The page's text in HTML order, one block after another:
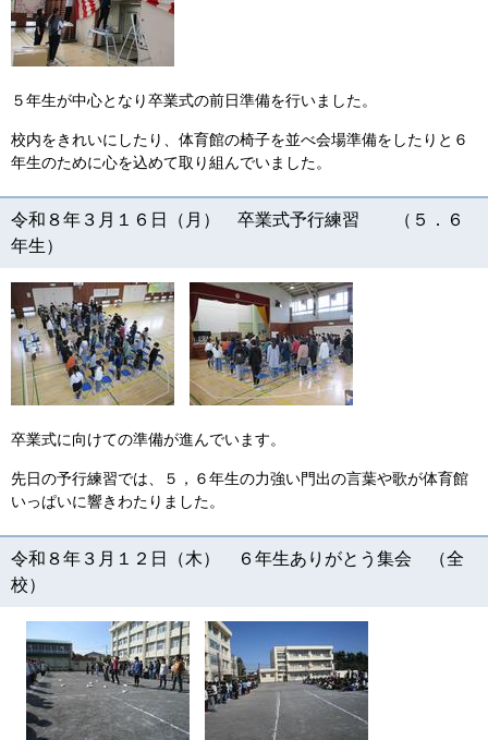
５年生が中心となり卒業式の前日準備を行いました。
校内をきれいにしたり、体育館の椅子を並べ会場準備をしたりと６
年生のために心を込めて取り組んでいました。
令和８年３月１６日（月） 卒業式予行練習 （５．６
年生）
卒業式に向けての準備が進んでいます。
先日の予行練習では、５，６年生の力強い門出の言葉や歌が体育館
いっぱいに響きわたりました。
令和８年３月１２日（木） ６年生ありがとう集会 （全
校）